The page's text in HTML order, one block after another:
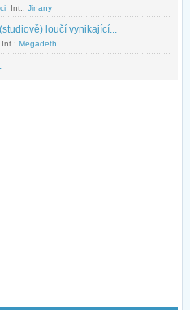
Int.: Jinany
loučí vynikající...
Int.: Megadeth